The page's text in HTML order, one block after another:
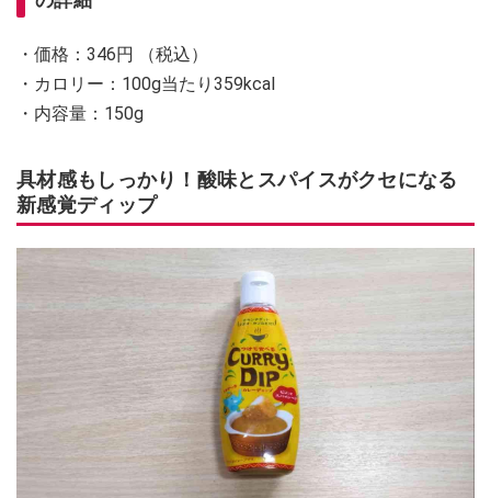
・価格：346円 （税込）
・カロリー：100g当たり359kcal
・内容量：150g
具材感もしっかり！酸味とスパイスがクセになる
新感覚ディップ